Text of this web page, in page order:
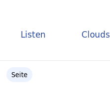
Listen Clouds
Seite